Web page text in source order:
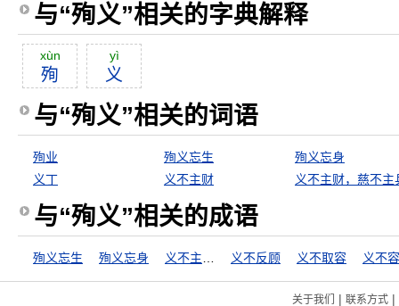
与“殉义”相关的字典解释
xùn
殉
yì
义
与“殉义”相关的词语
殉业 殉义忘生
殉义忘身
义丁
义不主财 义不主财，慈不主
与“殉义”相关的成语
殉义忘生 殉义忘身 义不反顾 义不取容 义不
关于我们 | 联系方式|